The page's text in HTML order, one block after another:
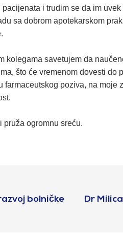
i trudim se da im
sa dobrom apotekarskom
kolegama savetujem da
što će vremenom dovesti
poziva, na
pruža ogromnu sreću.
bolničke
Dr